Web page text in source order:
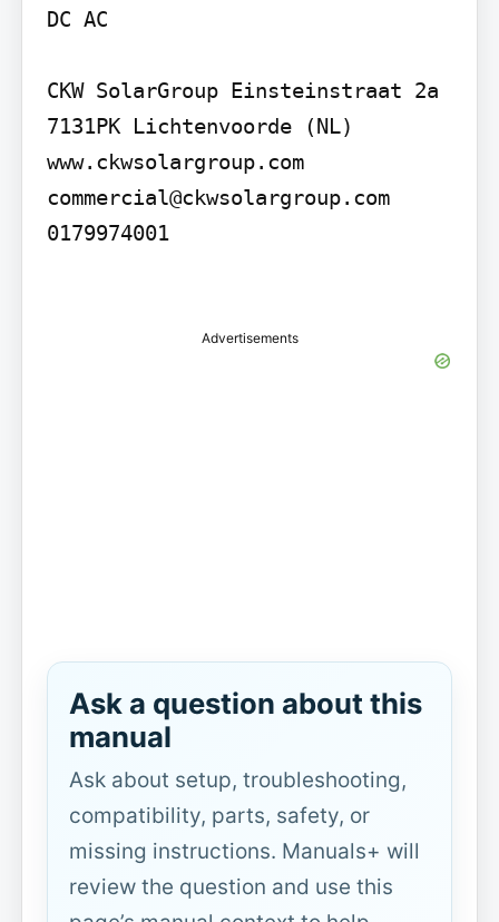
DC AC
CKW SolarGroup Einsteinstraat 2a
7131PK Lichtenvoorde (NL)
www.ckwsolargroup.com
commercial@ckwsolargroup.com
0179974001
Advertisements
Ask a question about this
manual
Ask about setup, troubleshooting,
compatibility, parts, safety, or
missing instructions. Manuals+ will
review the question and use this